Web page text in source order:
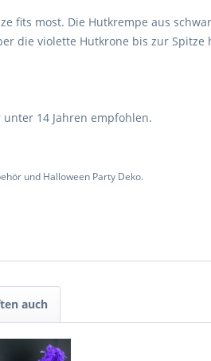
fits most. Die Hutkrempe aus
die violette Hutkrone bis zur
14 Jahren empfohlen.
und Halloween Party Deko.
auch